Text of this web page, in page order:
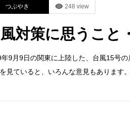
つぶやき 248 view
対策に思うこと
年9月9日の関東に上陸した、台風15号
見ていると、いろんな意見もあります